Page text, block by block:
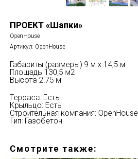
ПРОЕКТ «Шапки»
OpenHouse
Артикул: OpenHouse
Габариты (размеры) 9 м х 14,5 м
Площадь 130,5 м2
Высота 2.75 м
Терраса: Есть
Крыльцо: Есть
Строительная компания: OpenHouse
Тип: Газобетон
Смотрите также: